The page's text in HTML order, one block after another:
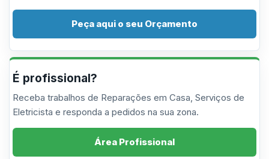
Peça aqui o seu Orçamento
É profissional?
Receba trabalhos de Reparações em Casa, Serviços de
Eletricista e responda a pedidos na sua zona.
Área Profissional